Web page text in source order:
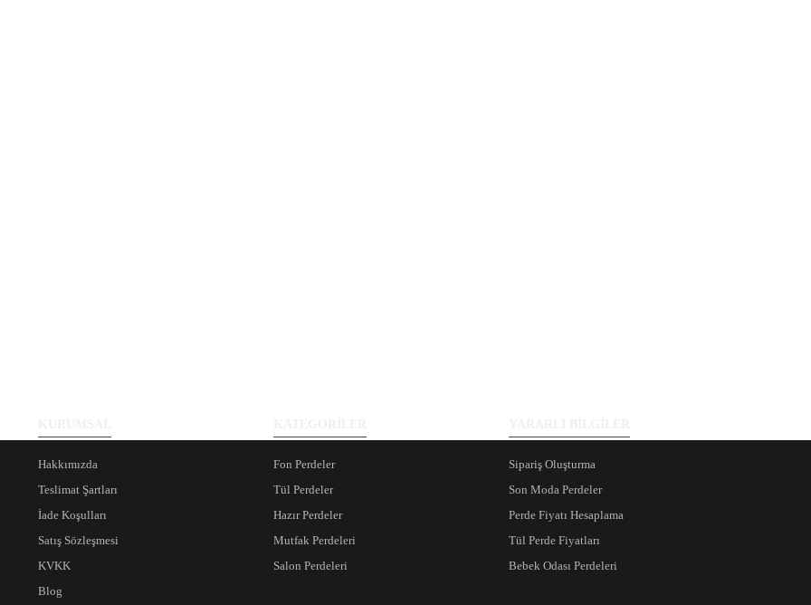
Hakkımızda
Teslimat Şartları
İade Koşulları
Satış Sözleşmesi
KVKK
Blog
Fon Perdeler
Tül Perdeler
Hazır Perdeler
Mutfak Perdeleri
Salon Perdeleri
Sipariş Oluşturma
Son Moda Perdeler
Perde Fiyatı Hesaplama
Tül Perde Fiyatları
Bebek Odası Perdeleri